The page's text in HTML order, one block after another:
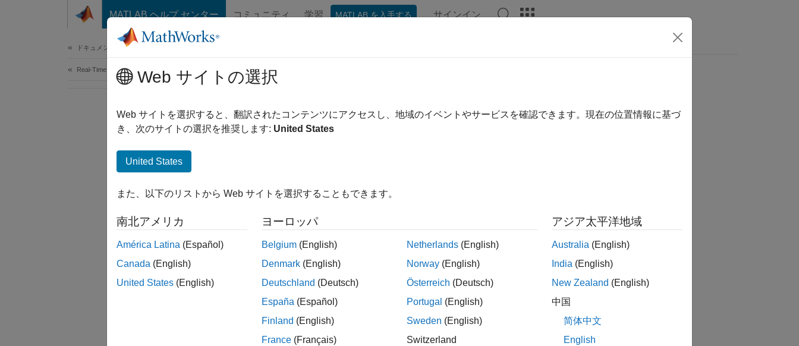
コンテンツへスキップ
MATLAB ヘルプ センター コミュニティ 学習 MATLAB を入手する サインイン
ドキュメンテーションのホーム
Real-Time Simulation and TestingWeb サイトの選択
Web サイトを選択すると、翻訳されたコンテンツにアクセスし、地域のイベントやサービスを確認できます。現在の位置情報に基づ
き、次のサイトの選択を推奨します: United States
United States
また、以下のリストから Web サイトを選択することもできます。
南北アメリカ
América Latina (Español)
Canada (English)
United States (English)
ヨーロッパ
Belgium (English)
Denmark (English)
Deutschland (Deutsch)
España (Español)
Finland (English)
France (Français)
Netherlands (English)
Norway (English)
Österreich (Deutsch)
Portugal (English)
Sweden (English)
Switzerland
アジア太平洋地域
Australia (English)
India (English)
New Zealand (English)
中国
简体中文
English